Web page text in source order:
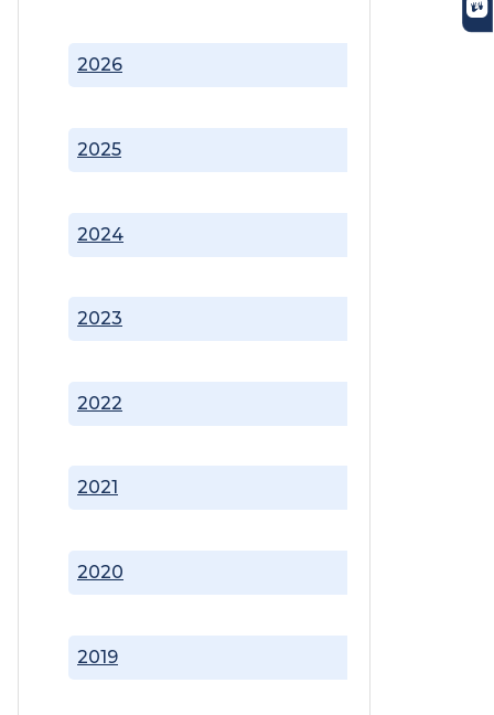
2019
2020
2021
2022
2023
2024
2025
2026